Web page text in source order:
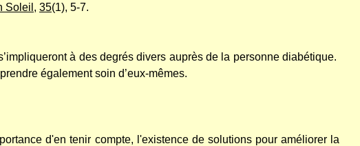
Soleil , 35(1), 5-7.
à des degrés divers auprès de la personne diabétique.
également soin d’eux-mêmes.
d'en tenir compte, l'existence de solutions pour améliorer la